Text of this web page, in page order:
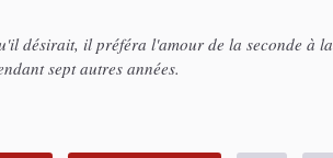
désirait, il préféra l'amour de la seconde à la
sept autres années.